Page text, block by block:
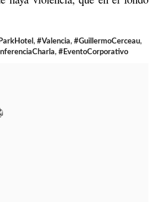
, #Valencia, #GuillermoCerceau,
, #EventoCorporativo